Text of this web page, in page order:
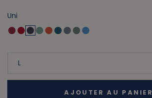
Uni
AJOUTER AU PANIER